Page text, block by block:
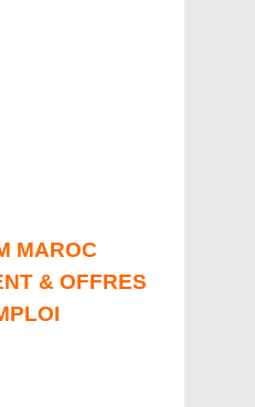
MAROC
& OFFRES